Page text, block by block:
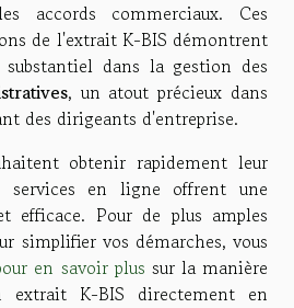
accords commerciaux. Ces
de l'extrait K-BIS démontrent
substantiel dans la gestion des
, un atout précieux dans
des dirigeants d'entreprise.
obtenir rapidement leur
services en ligne offrent une
efficace. Pour de plus amples
simplifier vos démarches, vous
en savoir plus sur la manière
extrait K-BIS directement en